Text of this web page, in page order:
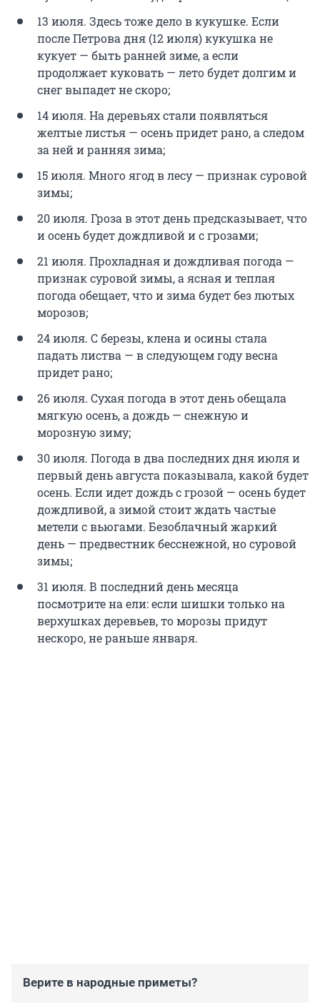
13 июля. Здесь тоже дело в кукушке. Если
после Петрова дня (12 июля) кукушка не
кукует — быть ранней зиме, а если
продолжает куковать — лето будет долгим и
снег выпадет не скоро;
14 июля. На деревьях стали появляться
желтые листья — осень придет рано, а следом
за ней и ранняя зима;
15 июля. Много ягод в лесу — признак суровой
зимы;
20 июля. Гроза в этот день предсказывает, что
и осень будет дождливой и с грозами;
21 июля. Прохладная и дождливая погода —
признак суровой зимы, а ясная и теплая
погода обещает, что и зима будет без лютых
морозов;
24 июля. С березы, клена и осины стала
падать листва — в следующем году весна
придет рано;
26 июля. Сухая погода в этот день обещала
мягкую осень, а дождь — снежную и
морозную зиму;
30 июля. Погода в два последних дня июля и
первый день августа показывала, какой будет
осень. Если идет дождь с грозой — осень будет
дождливой, а зимой стоит ждать частые
метели с вьюгами. Безоблачный жаркий
день — предвестник бесснежной, но суровой
зимы;
31 июля. В последний день месяца
посмотрите на ели: если шишки только на
верхушках деревьев, то морозы придут
нескоро, не раньше января.
Верите в народные приметы?